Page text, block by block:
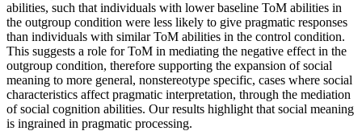
abilities, such that individuals with lower baseline ToM abilities in
the outgroup condition were less likely to give pragmatic responses
than individuals with similar ToM abilities in the control condition.
This suggests a role for ToM in mediating the negative effect in the
outgroup condition, therefore supporting the expansion of social
meaning to more general, nonstereotype specific, cases where social
characteristics affect pragmatic interpretation, through the mediation
of social cognition abilities. Our results highlight that social meaning
is ingrained in pragmatic processing.